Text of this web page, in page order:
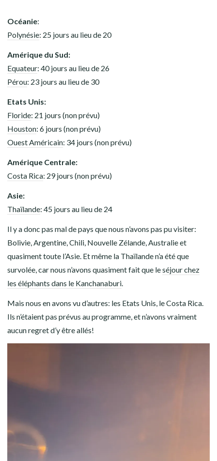
Océanie:
Polynésie: 25 jours au lieu de 20
Amérique du Sud:
Equateur: 40 jours au lieu de 26
Pérou: 23 jours au lieu de 30
Etats Unis:
Floride: 21 jours (non prévu)
Houston: 6 jours (non prévu)
Ouest Américain: 34 jours (non prévu)
Amérique Centrale:
Costa Rica: 29 jours (non prévu)
Asie:
Thaïlande: 45 jours au lieu de 24
Il y a donc pas mal de pays que nous n’avons pas pu visiter:
Bolivie, Argentine, Chili, Nouvelle Zélande, Australie et
quasiment toute l’Asie. Et même la Thaïlande n’a été que
survolée, car nous n’avons quasiment fait que leséjour chez
les éléphants dans le Kanchanaburi
Mais nous en avons vu d’autres: les Etats Unis, le Costa Rica.
Ils n’étaient pas prévus au programme, et n’avons vraiment
aucun regret d’y être allés!